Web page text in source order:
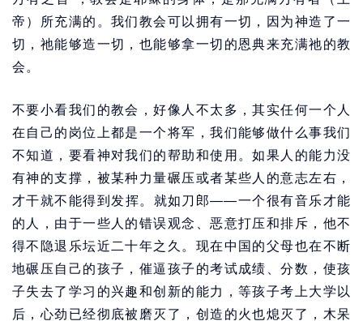
帝）所充满的。我们教会可以拥有一切，因为神造了一
切，祂能够造一切，也能够拿一切的恩典来充满祂的教
会。
不要小看我们的教会，好像人不太多，其实任何一个人
在自己的岗位上都是一个将军，我们能够做什么事我们
不知道，要看神对我们的帮助和使用。如果人的能力没
有神的支撑，被某种力量碾压或者某些人的意志左右，
才干就不能得到发挥。就如刀郎——一个很有音乐才能
的人，由于一些人的错误观念、恶意打压和排斥，他不
得不隐退乐坛近二十年之久。现在中国的父母也在不断
地碾压自己的孩子，催逼孩子的考试成绩、分数，使孩
子失去了学习的兴趣和创新的能力，等孩子考上大学以
后，心劲已经彻底被磨灭了，创造的火也熄灭了，木呆